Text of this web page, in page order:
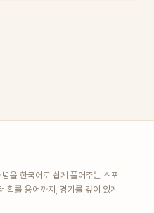
을 한국어로 쉽게 풀어주는 스포
확률 용어까지, 경기를 깊이 있게